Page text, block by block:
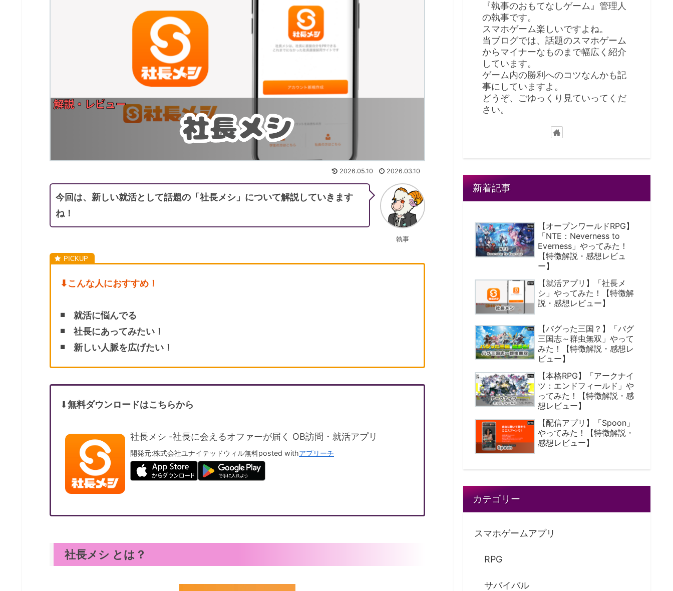
2026.05.10 2026.03.10
執事
今回は、新しい就活として話題の「社長メシ」について解説していきます
ね！
⬇︎こんな人におすすめ！
◾️ 就活に悩んでる
◾️ 社長にあってみたい！
◾️ 新しい人脈を広げたい！
⬇︎無料ダウンロードはこちらから
社長メシ -社長に会えるオファーが届く OB訪問・就活アプリ
開発元:株式会社ユナイテッドウィル無料posted withアプリーチ
社長メシ とは？
『執事のおもてなしゲーム』管理人
の執事です。
スマホゲーム楽しいですよね。
当ブログでは、話題のスマホゲーム
からマイナーなものまで幅広く紹介
しています。
ゲーム内の勝利へのコツなんかも記
事にしていますよ。
どうぞ、ごゆっくり見ていってくだ
さい。
新着記事
【オープンワールドRPG】
「NTE：Neverness to
Everness」やってみた！
【特徴解説・感想レビュ
ー】
【就活アプリ】「社長メ
シ」やってみた！【特徴解
説・感想レビュー】
【バグった三国？】「バグ
三国志～群虫無双」やって
みた！【特徴解説・感想レ
ビュー】
【本格RPG】「アークナイ
ツ：エンドフィールド」や
ってみた！【特徴解説・感
想レビュー】
【配信アプリ】「Spoon」
やってみた！【特徴解説・
感想レビュー】
カテゴリー
スマホゲームアプリ
RPG
サバイバル